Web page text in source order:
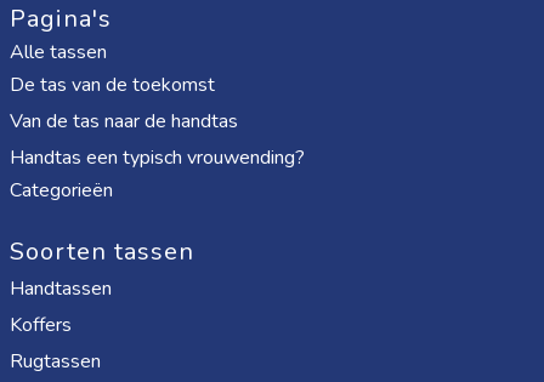
Pagina's
Alle tassen
De tas van de toekomst
Van de tas naar de handtas
Handtas een typisch vrouwending?
Categorieën
Soorten tassen
Handtassen
Koffers
Rugtassen